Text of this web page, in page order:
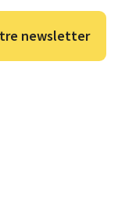
newsletter